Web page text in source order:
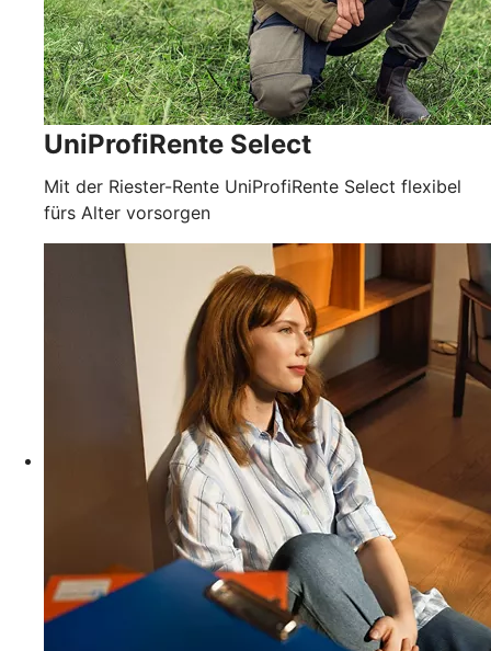
UniProfiRente Select
Mit der Riester-Rente UniProfiRente Select flexibel
fürs Alter vorsorgen